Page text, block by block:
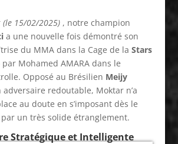
(le 15/02/2025), notre champion
a une nouvelle fois démontré son
du MMA dans la Cage de la Stars
par Mohamed AMARA dans le
Opposé au Brésilien Meijy
redoutable, Moktar n’a
au doute en s’imposant dès le
par un très solide étranglement.
Stratégique et Intelligente